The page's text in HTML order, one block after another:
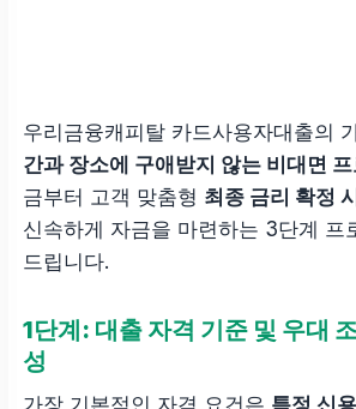
우리금융캐피탈 카드사용자대출의
간과 장소에 구애받지 않는 비대면
금부터 고객 맞춤형 최종 금리 확정
신속하게 자금을 마련하는 3단계 프
드립니다.
1단계: 대출 자격 기준 및 우대
성
가장 기본적인 자격 요건은 특정 신